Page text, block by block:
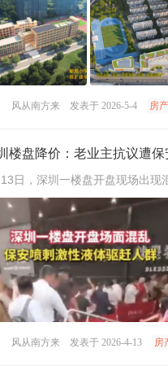
风从南方来 发表于 2026-5-4 房
楼盘降价：老业主抗议遭保
日，深圳一楼盘开盘现场出现
风从南方来 发表于 2026-4-13 房